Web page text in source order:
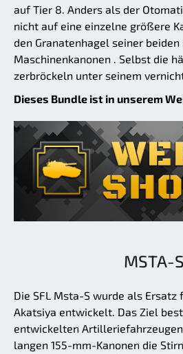
auf Tier 8. Anders als der
nicht auf eine einzelne größere
den Granatenhagel seiner
Maschinenkanonen . Selbst die
zerbröckeln unter seinem
Dieses Bundle ist in unserem
MSTA-S
Die SFL Msta-S wurde als Ersatz
Akatsiya entwickelt. Das Ziel
entwickelten Artilleriefahrzeugen
langen 155-mm-Kanonen die